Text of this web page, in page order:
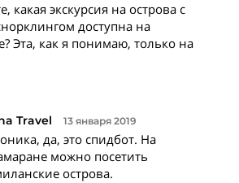
какая экскурсия на острова с
доступна на
Эта, как я понимаю, только на
Travel 13 января 2019
да, это спидбот. На
можно посетить
острова.